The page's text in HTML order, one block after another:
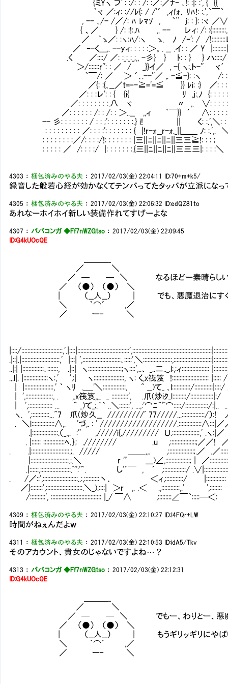
{ミYヽ フ´: :/: : /: :／:／ﾅｰ ､!: :|: :', {
｀ヾ ／:ィ: ://ﾚ{: / /'´ ,ィfｫ､ ﾘﾊ!: :.',｀￣｀
, -- ､/- /／/: ﾊ ﾚﾏｿ , ｀¨ j: : }: :ヾ ／∨
{ 、／ } /: :!:.ﾊ ,. -- レィ: /: :{:::::::::, ／ こ
／ ｀ゝ／: :ヽ:ﾊ/:ヽ ゝ. ﾉ /ｰ': / /!:::::::::
／ ｰ-く___,. --yィ: : : : :＞。. __ .イ: : ／ Y
.く ／::::/ ／: :_:_:_;,, -彡} } ﾄ: : } } ハ:::::/
＞/:::::::r'': : ／ / _}}イ／ , -{ ヽ:.ト-'' ヾ′ヽ
｀￣/: ／ ＞ ´､.--''／ ,. -≦-}: :ヽ /: : :
／{: :{､__／t=ｰ-≧='=≦ }} ﾚi: :} ／: : : : : : :
／: : :レ': : { {i{ ﾘ ,j:.ﾉ {: : : : : : : :
／: : : : : : : :.八 ヾ 〃 ,. ∨: : : : : : : :
／: : : : : : /: : /: : ＞..__ ,,ィ ｀￣}} ´ ∧: : : : : : : : :
-- 彡: : : : : : : / : : ;': : : : : : :.} i! || く: :.',＼: : : :
: : : : : : : : : ／: : : :': : : : : : : { |!r-ｫ__r-ｫ._||＿＿ ﾉ: :.',.
: : : : : : : :／/: : : :/!: : : : : : : |三||ﾆ||ﾆ||ﾆ||三三≧!: : : ;
: : : : : ／ /: : : :/ |: : : : : : :.{三||ﾆ||ﾆ||ﾆ||三三三|: : : :
4303 ：梱包済みのやる夫 ：2017/02/03(金) 22:04:11 ID:70+m+k5/
録音した般若心経が効かなくてテンパってたタッバが立派にな
4305 ：梱包済みのやる夫 ：2017/02/03(金) 22:06:32 ID:edQZ81to
あれなーホイホイ新しい装備作れてすげーよな
4307 ： ババコンガ ◆Ff7nWZGtso ：2017/02/03(金) 22:09:45
ID:G4kUOcQE
／ ＼
／ ─ ─ ＼ なるほどー素晴らしい発見
／ （●） （●） ＼
| （__人__） | でも、悪魔退治にすぐ効果
＼ ｀⌒´ ,／
／ ー‐ ＼
|::::/
.|::|.|:::::::::::::::::::::::::,' |:::| ',:::::::::::::::::::::::::､:::::',＼
..|:| |::::::::::::::､:::::::, .|::| ヽ::::::::::::::::::::::;ヽ::::',..、 _..二.._.l:,:ィ::::::::::::::::::
...l|. |::::::::::::::::ヽ:,' ',:| ヽ::::::::::::::::::::, ヽ: く,x筏笈 !:::::::::::::::::::::::: |:::::
| |:::::::::::::::::::,' ｀ ヽﾘ .____'＼:::::::::::::::, ㌃^ __)て_ ､
| ',::::::::::::::::::, . ,.x筏笈,,_ _ :::::::::::', .爪(炒iｸ_l:::::::::/
| ',:::::::::::::::: ... ㌃＾ _)て_;.｀` ..＼:::::::', ...,:'⌒ﾆ＾'ﾞ⌒:::::/
ヽ. ',::::::::::::...^7 爪(炒久__ /////////ﾞ 77/////...:::::::::::::::/）:! 人
. ＼l:::::::::::::::∧,. 'づ,. : ' ///////////////////.:::::::::::::::∧:::|
.|:::::::::::::::::.（_,,. :'ﾞ ,/////i{.///////// Ｕ.::::::::::::::::::,' .ヽ:|／
. |:::::: ::::::::::::::ﾍ.｝; .//////// .u ,:::::::::::::::::;／／! ／
. .|:::::::::::::::::::::::::.;. ///// _______,,. ,:::::::::::::::::;.／ .／
|:::::::::::::::::::::::::.:.＼ r '’ ___)∠,::::::::::::::::; | ／
.|::::::,::::::::::::::::::::.ﾞ'':'＾. し'´￣ , ´ ,:::::::::::::::/
. /／::',:::::::::::::::::::::::..:,::::::::::丶､ ＜ィ,::::::::::::/ |:::::::::::::
／}::::::::',::::::::::::::::::::::::.＼_).::::| ＞r ,. .＜ .,::::::::::::,.' ',::::::::
/::::::::::', ::::::::::::::::::::::::::::::::: |_/ ￣∧ ,:::::::::∠￣｀:::::─＜:
4309 ：梱包済みのやる夫 ：2017/02/03(金) 22:10:27 ID:I4FQr+LW
時間がねぇんだよｗ
4311 ：梱包済みのやる夫 ：2017/02/03(金) 22:10:53 ID:idA5/Tkv
そのアカウント、貴女のじゃないですよね…？
4313 ： ババコンガ ◆Ff7nWZGtso ：2017/02/03(金) 22:12:31
ID:G4kUOcQE
／ ＼
／ ─ ─ ＼ でもー、わりとー、悪魔へ
／ （●） （●） ＼
| （__人__） | もうギリッギリにやばい感
＼ ｀⌒´ ,／
／ ー‐ ＼